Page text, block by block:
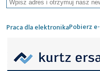
Praca dla elektronikaPobierz